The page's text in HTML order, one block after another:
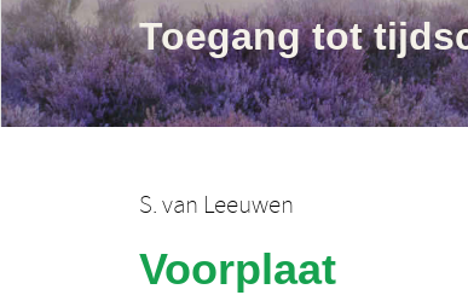
Toegang tot
S. van Leeuwen
Voorplaat